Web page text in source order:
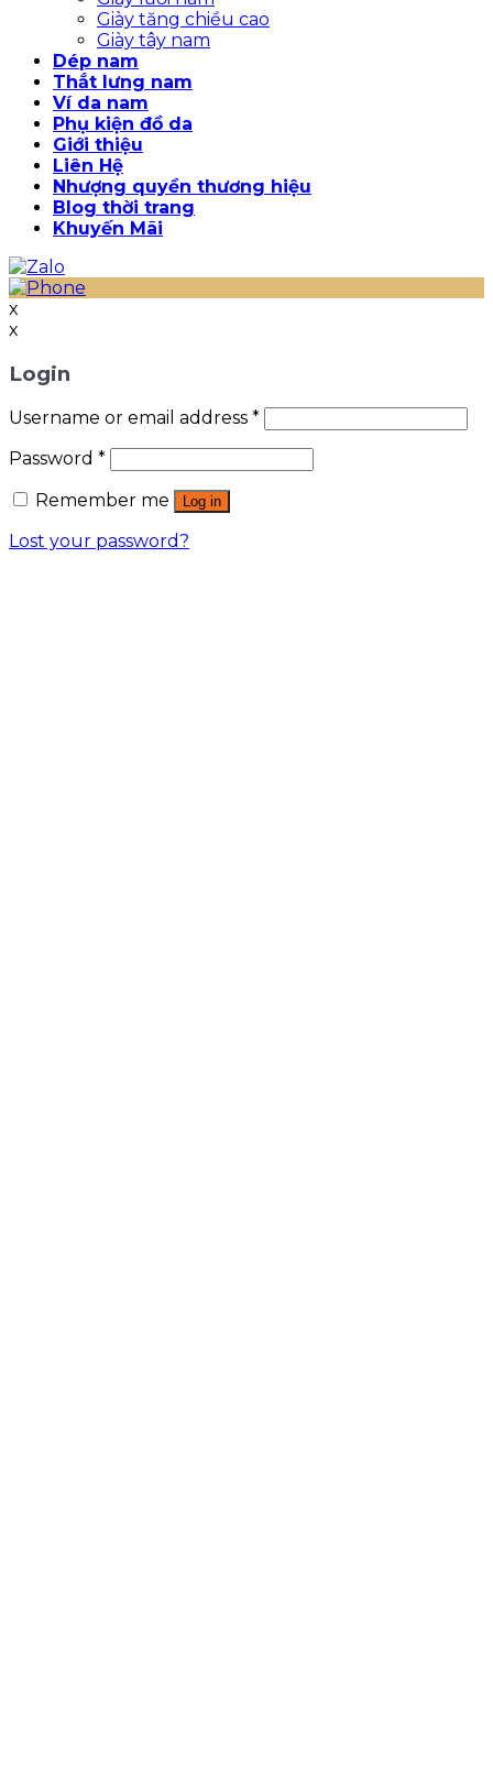
Giày tăng chiều cao
Giày tây nam
Dép nam
Thắt lưng nam
Ví da nam
Phụ kiện đồ da
Giới thiệu
Liên Hệ
Nhượng quyền thương hiệu
Blog thời trang
Khuyến Mãi
x
x
Login
Username or email address *
Password *
Remember me
Log in
Lost your password?